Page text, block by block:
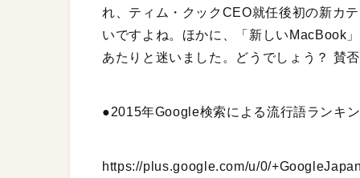
れ、ティム・クックCEO就任後初の新カ
いですよね。ほかに、「新しいMacBook
あたりと迷いました。どうでしょう？ 賛
●2015年Google検索による流行語ランキ
https://plus.google.com/u/0/